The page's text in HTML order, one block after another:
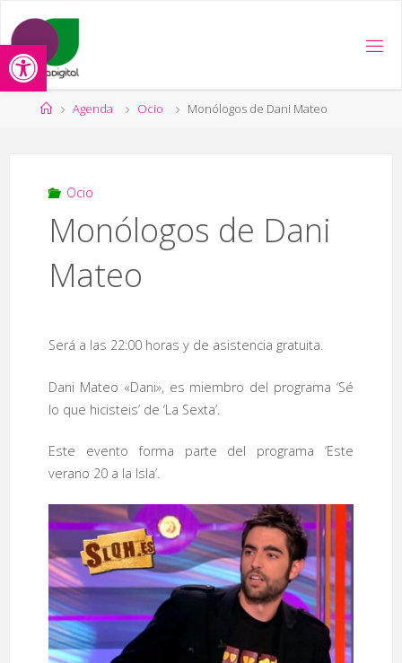
Abrir barra de herramientas
contenido
PáginaAgenda Ocio Monólogos de Dani Mateo
Ocio
Monólogos de Dani
Mateo
Será a las 22:00 horas y de asistencia gratuita.
Dani Mateo «Dani», es miembro del programa ‘Sé
lo que hicisteis’ de ‘La Sexta’.
Este evento forma parte del programa ‘Este
verano 20 a la Isla’.